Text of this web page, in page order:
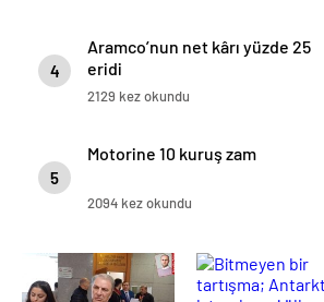
4
Aramco’nun net kârı yüzde 25
eridi
2129 kez okundu
5
Motorine 10 kuruş zam
2094 kez okundu